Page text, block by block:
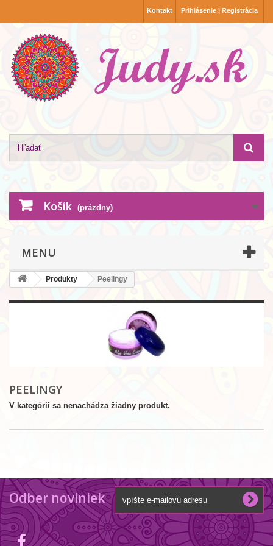
Prihlásenie | Registrácia
Kontakt
Košík (prázdny)
MENU
Produkty Peelingy
PEELINGY
V kategórii sa nenachádza žiadny produkt.
Odber noviniek